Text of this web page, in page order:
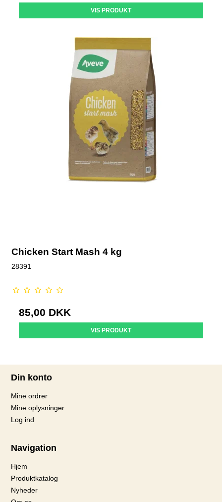
VIS PRODUKT
Chicken Start Mash 4 kg
28391
85,00 DKK
VIS PRODUKT
Din konto
Mine ordrer
Mine oplysninger
Log ind
Navigation
Hjem
Produktkatalog
Nyheder